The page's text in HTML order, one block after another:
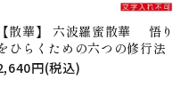
【散華】 六波羅蜜散華 悟り
ひらくための六つの修行法
円(税込)